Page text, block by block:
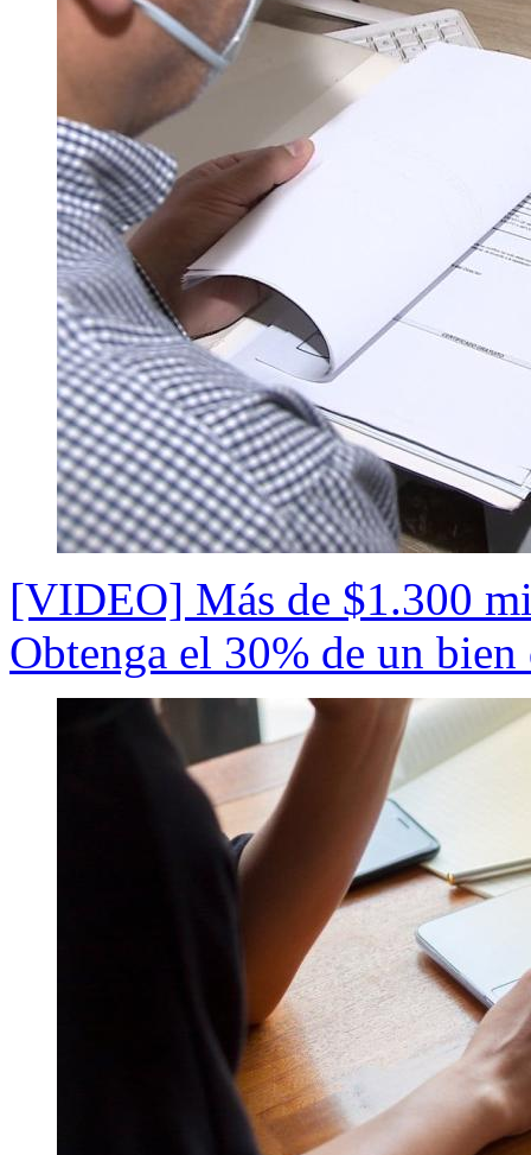
[VIDEO] Más de $1.300
Obtenga el 30% de un